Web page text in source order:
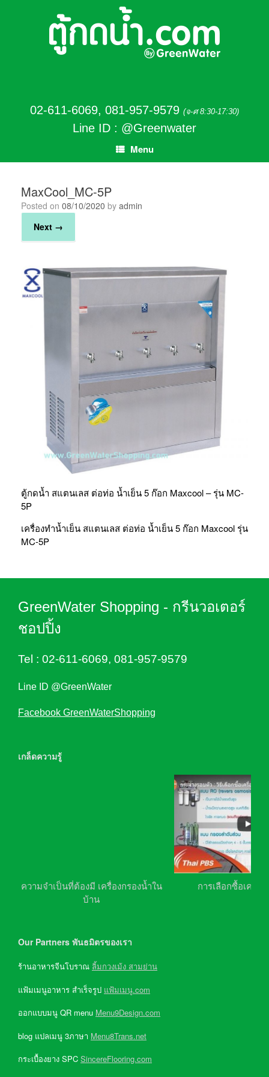
02-611-6069, 081-957-9579 (จ-ศ 8:30-17:30)
Line ID : @Greenwater
Menu
MaxCool_MC-5P
Posted on 08/10/2020 by admin
Next →
ตู้กดน้ำ สแตนเลส ต่อท่อ น้ำเย็น 5 ก๊อก Maxcool – รุ่น MC-
5P
เครื่องทำน้ำเย็น สแตนเลส ต่อท่อ น้ำเย็น 5 ก๊อก Maxcool รุ่น
MC-5P
GreenWater Shopping - กรีนวอเตอร์
ชอปปิ้ง
Tel : 02-611-6069, 081-957-9579
Line ID @GreenWater
Facebook GreenWaterShopping
เกล็ดความรู้
ความจำเป็นที่ต้องมี เครื่องกรองน้ำใน
บ้าน
การเลือกซื้อเครื่อ
Our Partners พันธมิตรของเรา
ร้านอาหารจีนโบราณ ลิ้มกวงเม้ง สามย่าน
แฟ้มเมนูอาหาร สำเร็จรูป แฟ้มเมนู.com
ออกแบบมนู QR menu Menu9Design.com
blog แปลเมนู 3ภาษา Menu8Trans.net
กระเบื้องยาง SPC SincereFlooring.com